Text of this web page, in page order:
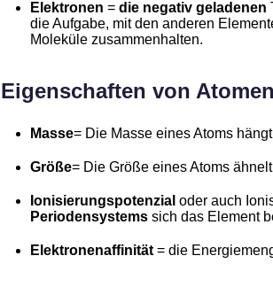
Elektronen = die negativ geladenen
die Aufgabe, mit den anderen
Moleküle zusammenhalten.
Eigenschaften von Atomen
Masse= Die Masse eines Atoms
Größe= Die Größe eines Atoms
Ionisierungspotenzial oder auch
Periodensystemssich das Element
Elektronenaffinität= die